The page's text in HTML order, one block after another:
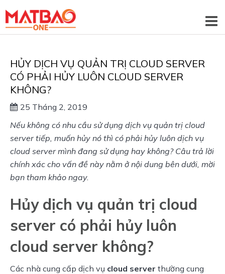
HỦY DỊCH VỤ QUẢN TRỊ CLOUD SERVER
CÓ PHẢI HỦY LUÔN CLOUD SERVER
KHÔNG?
25 Tháng 2, 2019
Nếu không có nhu cầu sử dụng dịch vụ quản trị cloud
server tiếp, muốn hủy nó thì có phải hủy luôn dịch vụ
cloud server mình đang sử dụng hay không? Câu trả lời
chính xác cho vấn đề này nằm ở nội dung bên dưới, mời
bạn tham khảo ngay.
Hủy dịch vụ quản trị cloud
server có phải hủy luôn
cloud server không?
Các nhà cung cấp dịch vụ cloud server thường cung